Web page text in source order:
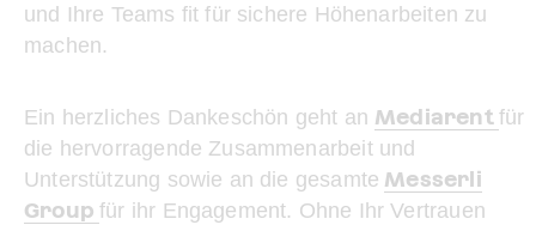
und Ihre Teams fit für sichere Höhenarbeiten zu
machen.
Ein herzliches Dankeschön geht an Mediarent für
die hervorragende Zusammenarbeit und
Unterstützung sowie an die gesamte Messerli
Groupfür ihr Engagement. Ohne Ihr Vertrauen